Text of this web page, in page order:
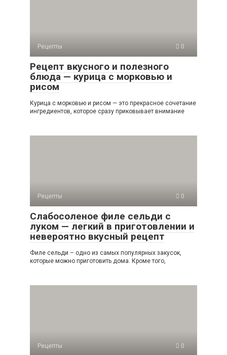
Рецепты 0
Рецепт вкусного и полезного
блюда — курица с морковью и
рисом
Курица с морковью и рисом — это прекрасное сочетание
ингредиентов, которое сразу приковывает внимание
Рецепты 0
Слабосоленое филе сельди с
луком — легкий в приготовлении и
невероятно вкусный рецепт
Филе сельди – одно из самых популярных закусок,
которые можно приготовить дома. Кроме того,
Рецепты 0